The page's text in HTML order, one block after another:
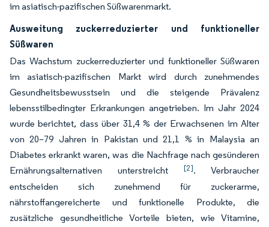
im asiatisch-pazifischen Süßwarenmarkt.
Ausweitung zuckerreduzierter und funktioneller
Süßwaren
Das Wachstum zuckerreduzierter und funktioneller Süßwaren
im asiatisch-pazifischen Markt wird durch zunehmendes
Gesundheitsbewusstsein und die steigende Prävalenz
lebensstilbedingter Erkrankungen angetrieben. Im Jahr 2024
wurde berichtet, dass über 31,4 % der Erwachsenen im Alter
von 20–79 Jahren in Pakistan und 21,1 % in Malaysia an
Diabetes erkrankt waren, was die Nachfrage nach gesünderen
Ernährungsalternativen unterstreicht [2]. Verbraucher
entscheiden sich zunehmend für zuckerarme,
nährstoffangereicherte und funktionelle Produkte, die
zusätzliche gesundheitliche Vorteile bieten, wie Vitamine,